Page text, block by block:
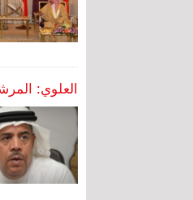
العلوي: